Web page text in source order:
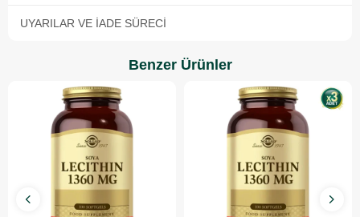
UYARILAR VE İADE SÜRECI
Benzer Ürünler